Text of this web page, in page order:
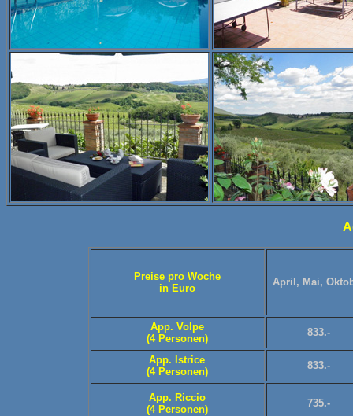
Preise pro Woche
in Euro
April, Mai,
App. Volpe
(4 Personen)
833.-
App. Istrice
(4 Personen)
833.-
App. Riccio
(4 Personen)
735.-